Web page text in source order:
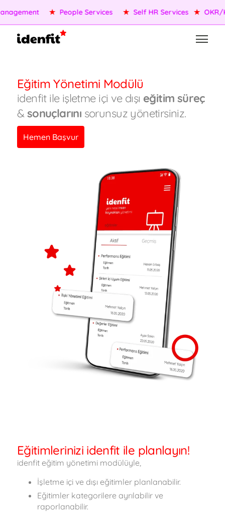
★ People Services ★ Self HR Services ★ OKR/
Eğitim Yönetimi Modülü
idenfit ile işletme içi ve dışı eğitim süreç
&sonuçlarını sorunsuz yönetirsiniz.
Hemen Başvur
Eğitimlerinizi idenfit ile planlayın!
idenfit eğitim yönetimi modülüyle,
İşletme içi ve dışı eğitimler planlanabilir.
Eğitimler kategorilere ayrılabilir ve
raporlanabilir.